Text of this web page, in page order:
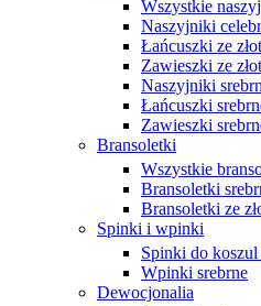
Wszystkie
Naszyjniki
Łańcuszki ze
Zawieszki ze
Naszyjniki
Łańcuszki
Zawieszki
Bransoletki
Wszystkie
Bransoletki
Bransoletki ze
Spinki i wpinki
Spinki do koszul
Wpinki srebrne
Dewocjonalia